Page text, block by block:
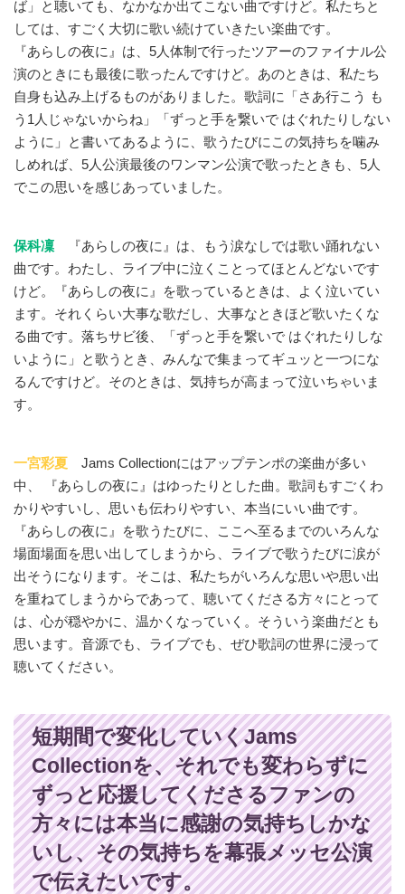
ば」と聴いても、なかなか出てこない曲ですけど。私たちと
しては、すごく大切に歌い続けていきたい楽曲です。
『あらしの夜に』は、5人体制で行ったツアーのファイナル公
演のときにも最後に歌ったんですけど。あのときは、私たち
自身も込み上げるものがありました。歌詞に「さあ行こう も
う1人じゃないからね」「ずっと手を繋いで はぐれたりしない
ように」と書いてあるように、歌うたびにこの気持ちを噛み
しめれば、5人公演最後のワンマン公演で歌ったときも、5人
でこの思いを感じあっていました。
保科凜
『あらしの夜に』は、もう涙なしでは歌い踊れない
曲です。わたし、ライブ中に泣くことってほとんどないです
けど。『あらしの夜に』を歌っているときは、よく泣いてい
ます。それくらい大事な歌だし、大事なときほど歌いたくな
る曲です。落ちサビ後、「ずっと手を繋いで はぐれたりしな
いように」と歌うとき、みんなで集まってギュッと一つにな
るんですけど。そのときは、気持ちが高まって泣いちゃいま
す。
一宮彩夏 Jams Collectionにはアップテンポの楽曲が多い
中、 『あらしの夜に』はゆったりとした曲。歌詞もすごくわ
かりやすいし、思いも伝わりやすい、本当にいい曲です。
『あらしの夜に』を歌うたびに、ここへ至るまでのいろんな
場面場面を思い出してしまうから、ライブで歌うたびに涙が
出そうになります。そこは、私たちがいろんな思いや思い出
を重ねてしまうからであって、聴いてくださる方々にとって
は、心が穏やかに、温かくなっていく。そういう楽曲だとも
思います。音源でも、ライブでも、ぜひ歌詞の世界に浸って
聴いてください。
短期間で変化していくJams
Collectionを、それでも変わらずに
ずっと応援してくださるファンの
方々には本当に感謝の気持ちしかな
いし、その気持ちを幕張メッセ公演
で伝えたいです。